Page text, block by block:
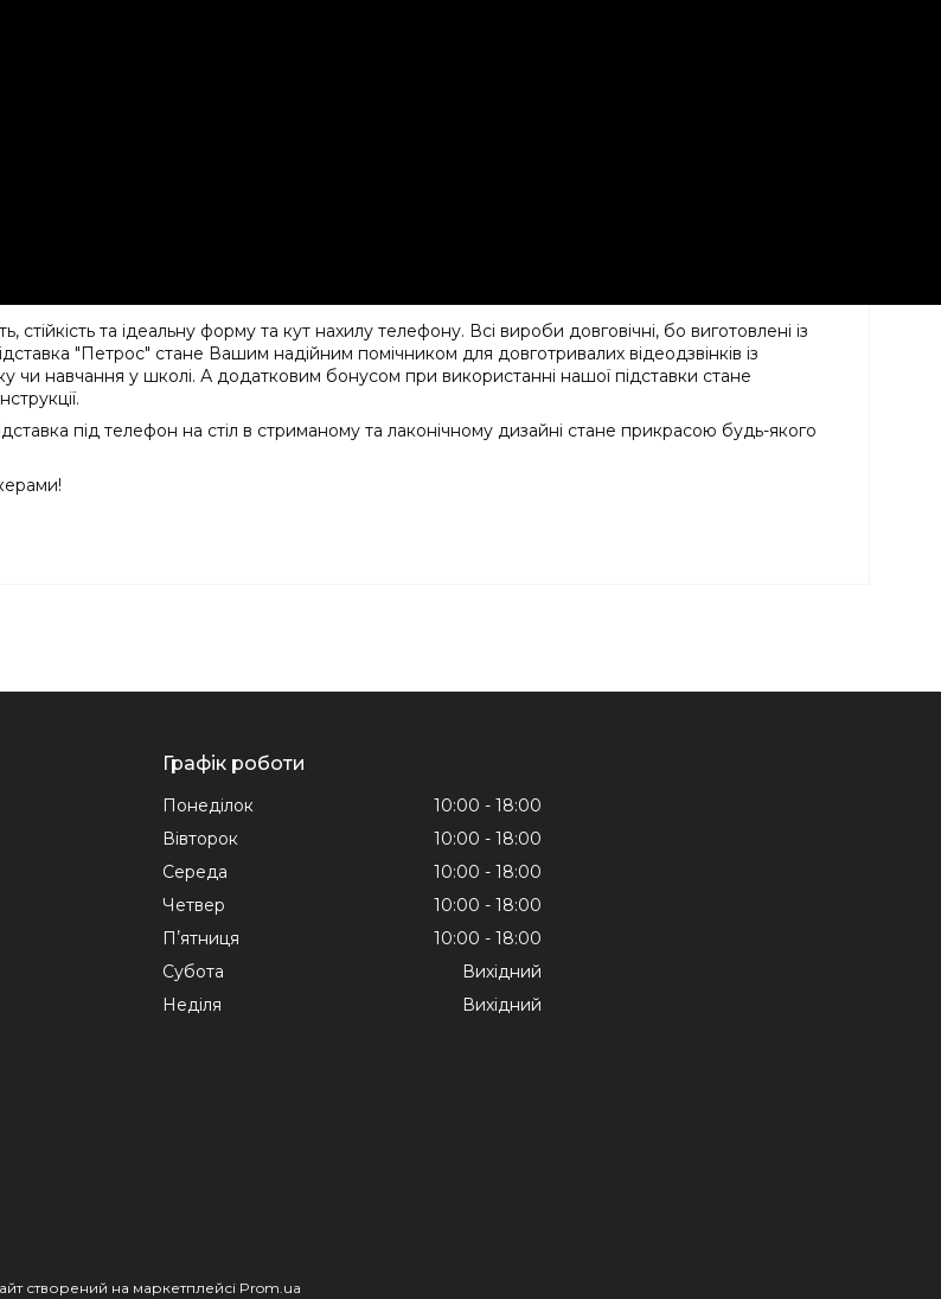
стійкість та ідеальну форму та кут нахилу телефону. Всі вироби довговічні, бо виготовлені із
"Петрос" стане Вашим надійним помічником для довготривалих відеодзвінків із
навчання у школі. А додатковим бонусом при використанні нашої підставки стане
під телефон на стіл в стриманому та лаконічному дизайні стане прикрасою будь-якого
Графік роботи
Понеділок 10:00
18:00
Вівторок
10:00
18:00
Середа
10:00
18:00
Четвер
10:00
18:00
Пʼятниця
10:00
18:00
Субота
Вихідний
Неділя
Вихідний
створений на маркетплейсі Prom.ua